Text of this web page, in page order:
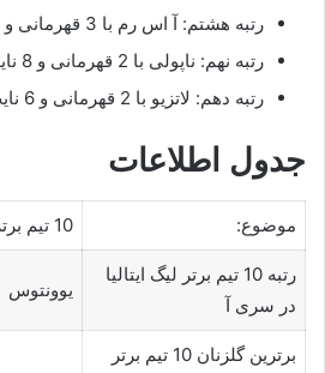
رتبه هشتم: آ اس رم با 3 قهرمانی و 14 نایب قهرمانی
رتبه نهم: ناپولی با 2 قهرمانی و 8 نایب قهرمانی
رتبه دهم: لاتزیو با 2 قهرمانی و 6 نایب قهرمانی
جدول اطلاعات
موضوع: 10 تیم برتر لیگ ایتالیا
رتبه 10 تیم برتر لیگ ایتالیا
در سری آ
یوونتوس
برترین گلزنان 10 تیم برتر